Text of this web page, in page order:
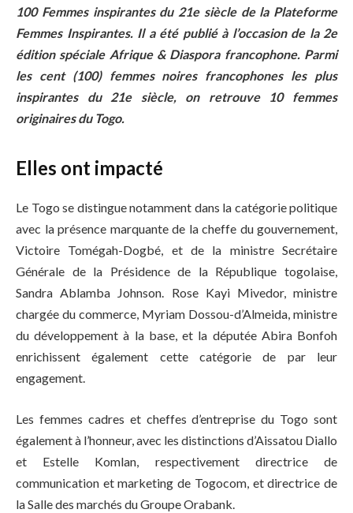
100 Femmes inspirantes du 21e siècle de la Plateforme
Femmes Inspirantes. Il a été publié à l’occasion de la 2e
édition spéciale Afrique & Diaspora francophone. Parmi
les cent (100) femmes noires francophones les plus
inspirantes du 21e siècle, on retrouve 10 femmes
originaires du Togo.
Elles ont impacté
Le Togo se distingue notamment dans la catégorie politique
avec la présence marquante de la cheffe du gouvernement,
Victoire Tomégah-Dogbé, et de la ministre Secrétaire
Générale de la Présidence de la République togolaise,
Sandra Ablamba Johnson. Rose Kayi Mivedor, ministre
chargée du commerce, Myriam Dossou-d’Almeida, ministre
du développement à la base, et la députée Abira Bonfoh
enrichissent également cette catégorie de par leur
engagement.
Les femmes cadres et cheffes d’entreprise du Togo sont
également à l’honneur, avec les distinctions d’Aissatou Diallo
et Estelle Komlan, respectivement directrice de
communication et marketing de Togocom, et directrice de
la Salle des marchés du Groupe Orabank.